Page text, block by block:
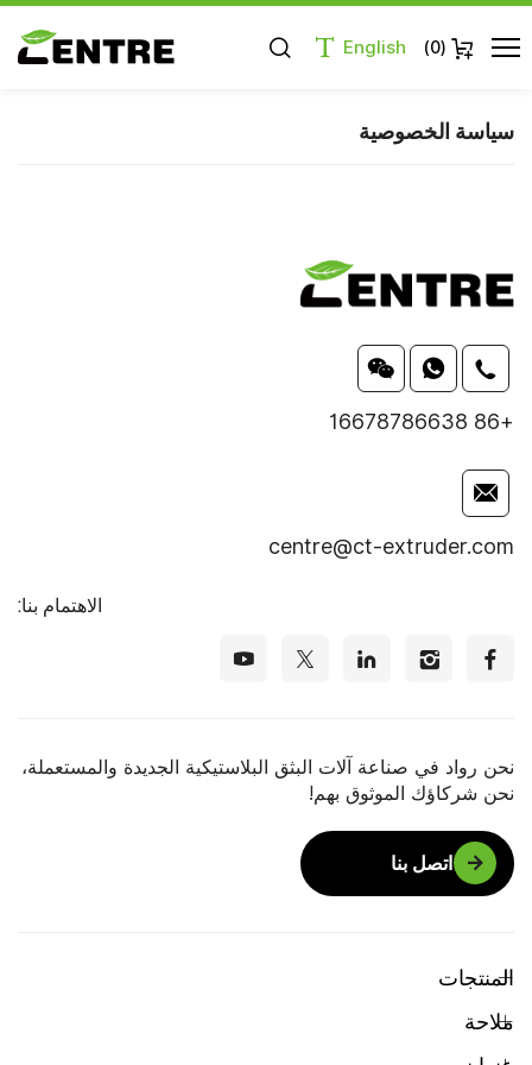
(
0
)
English
سياسة الخصوصية
+86 16678786638
centre@ct-extruder.com
الاهتمام بنا:
نحن رواد في صناعة آلات البثق البلاستيكية الجديدة والمستعملة،
نحن شركاؤك الموثوق بهم!
اتصل بنا
المنتجات
ملاحة